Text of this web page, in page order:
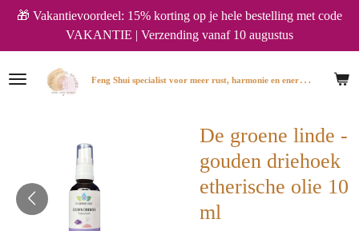
Ga
naar
de
hoofdinhoud
F
eng Shui specialist voor meer rust, harmonie en energie in huis.
🎁 Vakantievoordeel: 15% korting op je hele bestelling met code
VAKANTIE | Verzending vanaf 10 augustus
De groene linde -
gouden driehoek
etherische olie 10
ml